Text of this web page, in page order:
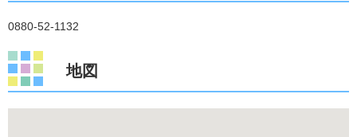
0880-52-1132
地図